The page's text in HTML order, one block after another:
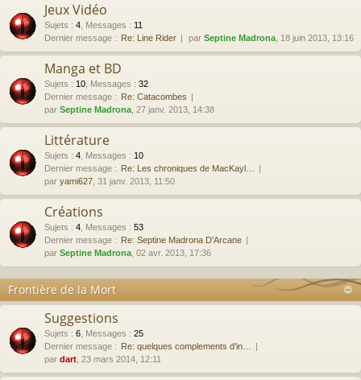
Jeux Vidéo
Sujets : 4 Messages : 11
Dernier message : Re: Line Rider par Septine Madrona , 18 juin 2013, 13:16
Manga et BD
Sujets : 10 Messages : 32
Dernier message : Re: Catacombes
par Septine Madrona , 27 janv. 2013, 14:38
Littérature
Sujets : 4 Messages : 10
Dernier message : Re: Les chroniques de MacKayl…
par yami627 , 31 janv. 2013, 11:50
Créations
Sujets : 4 Messages : 53
Dernier message : Re: Septine Madrona D'Arcane
par Septine Madrona , 02 avr. 2013, 17:36
Frontière de la Mort
Suggestions
Sujets : 6 Messages : 25
Dernier message : Re: quelques complements d'in…
par dart , 23 mars 2014, 12:11